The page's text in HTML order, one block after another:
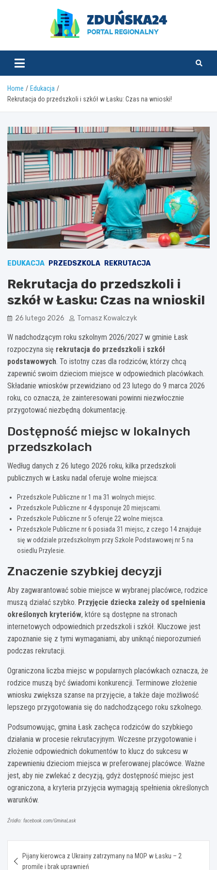
zdunska24.pl
Home
Edukacja
Rekrutacja do przedszkoli i szkół w Łasku: Czas na wnioski!
EDUKACJA PRZEDSZKOLA REKRUTACJA
Rekrutacja do przedszkoli i
szkół w Łasku: Czas na wnioski!
26 lutego 2026 Tomasz Kowalczyk
W nadchodzącym roku szkolnym 2026/2027 w gminie Łask
rozpoczyna się rekrutacja do przedszkoli i szkół
podstawowych. To istotny czas dla rodziców, którzy chcą
zapewnić swoim dzieciom miejsce w odpowiednich placówkach.
Składanie wniosków przewidziano od 23 lutego do 9 marca 2026
roku, co oznacza, że zainteresowani powinni niezwłocznie
przygotować niezbędną dokumentację.
Dostępność miejsc w lokalnych
przedszkolach
Według danych z 26 lutego 2026 roku, kilka przedszkoli
publicznych w Łasku nadal oferuje wolne miejsca:
Przedszkole Publiczne nr 1 ma 31 wolnych miejsc.
Przedszkole Publiczne nr 4 dysponuje 20 miejscami.
Przedszkole Publiczne nr 5 oferuje 22 wolne miejsca.
Przedszkole Publiczne nr 6 posiada 31 miejsc, z czego 14 znajduje
się w oddziale przedszkolnym przy Szkole Podstawowej nr 5 na
osiedlu Przylesie.
Znaczenie szybkiej decyzji
Aby zagwarantować sobie miejsce w wybranej placówce, rodzice
muszą działać szybko. Przyjęcie dziecka zależy od spełnienia
określonych kryteriów, które są dostępne na stronach
internetowych odpowiednich przedszkoli i szkół. Kluczowe jest
zapoznanie się z tymi wymaganiami, aby uniknąć nieporozumień
podczas rekrutacji.
Ograniczona liczba miejsc w popularnych placówkach oznacza, że
rodzice muszą być świadomi konkurencji. Terminowe złożenie
wniosku zwiększa szanse na przyjęcie, a także daje możliwość
lepszego przygotowania się do nadchodzącego roku szkolnego.
Podsumowując, gmina Łask zachęca rodziców do szybkiego
działania w procesie rekrutacyjnym. Wczesne przygotowanie i
złożenie odpowiednich dokumentów to klucz do sukcesu w
zapewnieniu dzieciom miejsca w preferowanej placówce. Ważne
jest, aby nie zwlekać z decyzją, gdyż dostępność miejsc jest
ograniczona, a kryteria przyjęcia wymagają spełnienia określonych
warunków.
Źródło: facebook.com/GminaLask
wpisu
Pijany kierowca z Ukrainy zatrzymany na MOP w Łasku – 2
promile i brak uprawnień